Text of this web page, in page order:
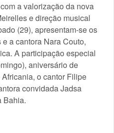
a valorização da nova
e direção musical
(29), apresentam-se os
a cantora Nara Couto,
A participação especial
aniversário de
o cantor Filipe
convidada Jadsa
Bahia.